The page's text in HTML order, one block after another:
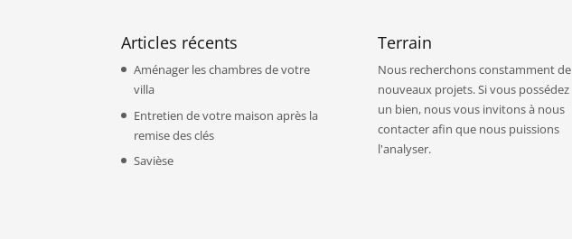
Articles récents
Aménager les chambres de votre
villa
Entretien de votre maison après la
remise des clés
Savièse
Terrain
Nous recherchons constamment de
nouveaux projets. Si vous possédez
un bien, nous vous invitons à nous
contacterafin que nous puissions
l'analyser.